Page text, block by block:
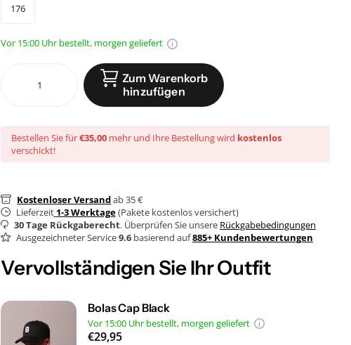
176
Vor 15:00 Uhr bestellt, morgen geliefert
Zum Warenkorb
hinzufügen
Bestellen Sie für€35,00 mehr und Ihre Bestellung wird kostenlos
verschickt!
Kostenloser Versandab 35 €
Lieferzeit 1-3 Werktage(Pakete kostenlos versichert)
30 Tage Rückgaberecht. Überprüfen Sie unsere Rückgabebedingungen
Ausgezeichneter Service9.6 basierend auf885+ Kundenbewertungen
Vervollständigen Sie Ihr Outfit
Bolas Cap Black
Vor 15:00 Uhr bestellt, morgen geliefert
€29,95